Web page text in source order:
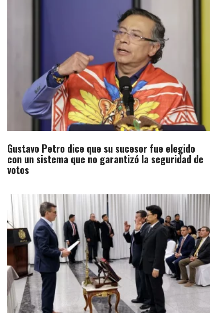
Gustavo Petro dice que su sucesor fue elegido
con un sistema que no garantizó la seguridad de
votos